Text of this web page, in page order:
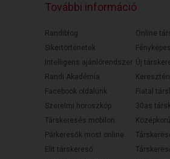
További információ
Randiblog
Sikertörténetek
Intelligens ajánlórendszer
Randi Akadémia
Facebook oldalunk
Szerelmi horoszkóp
Társkeresés mobilon
Párkeresők most online
Elit társkereső
Online
Új
Fiatal
30as